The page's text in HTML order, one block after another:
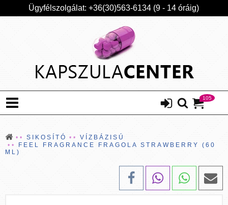
Ügyfélszolgálat: +36(30)563-6134 (9 - 14 óráig)
105
SIKOSÍTÓ
VÍZBÁZISÚ
FEEL FRAGRANCE FRAGOLA STRAWBERRY (60
ML)